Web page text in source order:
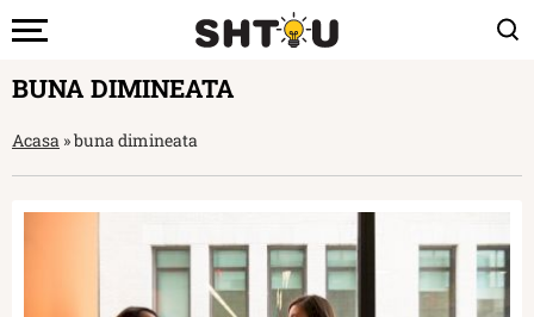
BUNA DIMINEATA
Acasa »buna dimineata